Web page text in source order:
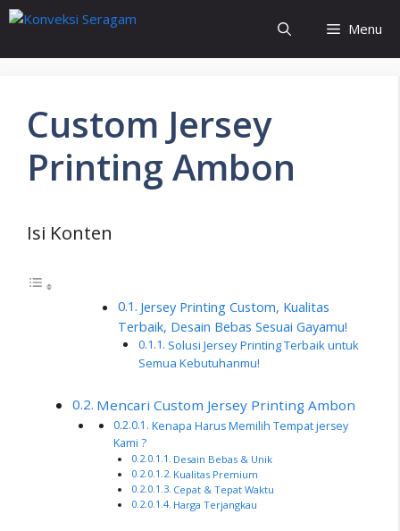
Langsung
isi
Menu
Custom Jersey
Printing Ambon
Isi Konten
Jersey Printing Custom, Kualitas
Terbaik, Desain Bebas Sesuai Gayamu!
Solusi Jersey Printing Terbaik untuk
Semua Kebutuhanmu!
Mencari Custom Jersey Printing Ambon
Kenapa Harus Memilih Tempat jersey
Kami ?
Desain Bebas & Unik
Kualitas Premium
Cepat & Tepat Waktu
Harga Terjangkau